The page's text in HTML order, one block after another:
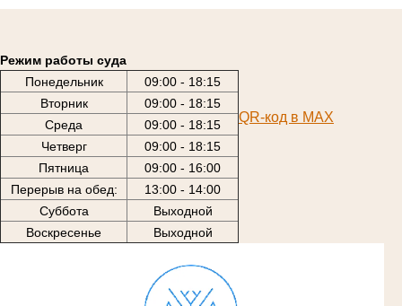
Режим работы суда
Понедельник
09:00 - 18:15
Вторник
09:00 - 18:15
Среда
09:00 - 18:15
Четверг
09:00 - 18:15
Пятница
09:00 - 16:00
Перерыв на обед:
13:00 - 14:00
Суббота
Выходной
Воскресенье
Выходной
QR-код в МАХ